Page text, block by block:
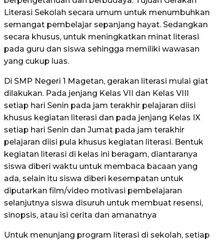
Literasi Sekolah secara umum untuk menumbuhkan
semangat pembelajar sepanjang hayat. Sedangkan
secara khusus, untuk meningkatkan minat literasi
pada guru dan siswa sehingga memiliki wawasan
yang cukup luas.
Di SMP Negeri 1 Magetan, gerakan literasi mulai giat
dilakukan. Pada jenjang Kelas VII dan Kelas VIII
setiap hari Senin pada jam terakhir pelajaran diisi
khusus kegiatan literasi dan pada jenjang Kelas IX
setiap hari Senin dan Jumat pada jam terakhir
pelajaran diisi pula khusus kegiatan literasi. Bentuk
kegiatan literasi di kelas ini beragam, diantaranya
siswa diberi waktu untuk membaca bacaan yang
ada, selain itu siswa diberi kesempatan untuk
diputarkan film/video motivasi pembelajaran
selanjutnya siswa disuruh untuk membuat resensi,
sinopsis, atau isi cerita dan amanatnya
Untuk menunjang program literasi di sekolah, setiap